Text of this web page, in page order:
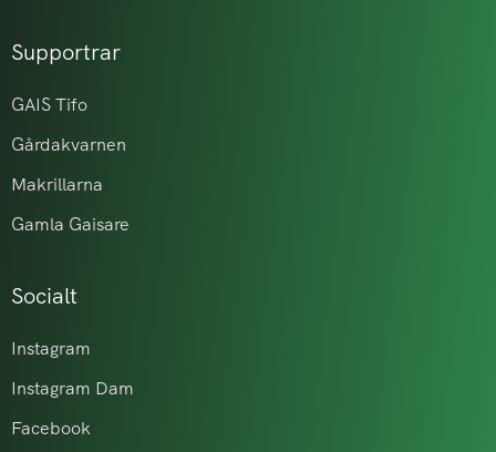
Supportrar
GAIS Tifo
Gårdakvarnen
Makrillarna
Gamla Gaisare
Socialt
Instagram
Instagram Dam
Facebook